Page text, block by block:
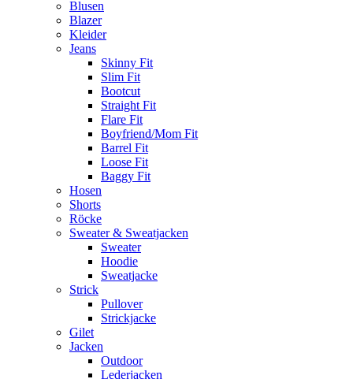
Blusen
Blazer
Kleider
Jeans
Skinny Fit
Slim Fit
Bootcut
Straight Fit
Flare Fit
Boyfriend/Mom Fit
Barrel Fit
Loose Fit
Baggy Fit
Hosen
Shorts
Röcke
Sweater & Sweatjacken
Sweater
Hoodie
Sweatjacke
Strick
Pullover
Strickjacke
Gilet
Jacken
Outdoor
Lederjacken